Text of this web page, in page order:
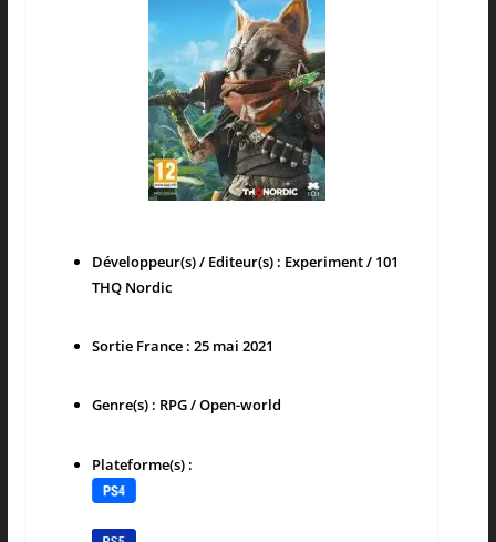
Développeur(s) / Editeur(s) : Experiment / 101
THQ Nordic
Sortie France : 25 mai 2021
Genre(s) : RPG / Open-world
Plateforme(s) :